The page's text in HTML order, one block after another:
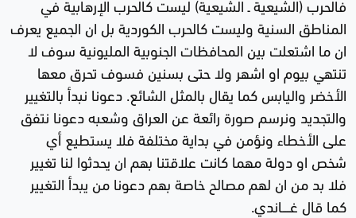
فالحرب (الشيعية ـ الشيعية) ليست كالحرب الإرهابية في
المناطق السنية وليست كالحرب الكوردية بل ان الجميع يعرف
ان ما اشتعلت بين المحافظات الجنوبية المليونية سوف لا
تنتهي بيوم او اشهر ولا حتى بسنين فسوف تحرق معها
الأخضر واليابس كما يقال بالمثل الشائع. دعونا نبدأ بالتغيير
والتجديد ونرسم صورة رائعة عن العراق وشعبه دعونا نتفق
على الأخطاء ونؤمن في بداية مختلفة فلا يستطيع أي
شخص او دولة مهما كانت علاقتنا بهم ان يحدثوا لنا تغيير
فلا بد من ان لهم مصالح خاصة بهم دعونا من يبدأ التغيير
كما قال غـــــاندي.